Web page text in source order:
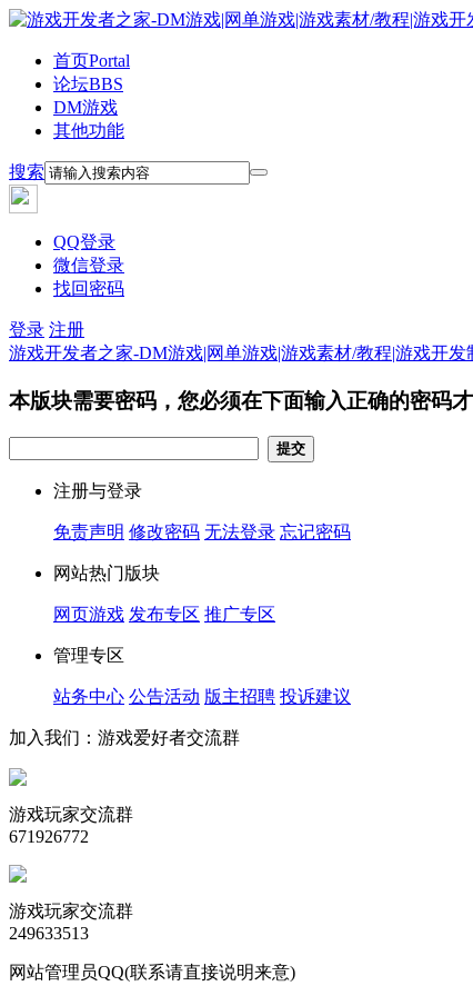
首页Portal
论坛BBS
DM游戏
其他功能
搜索
QQ登录
微信登录
找回密码
登录 注册
游戏开发者之家-DM游戏|网单游戏|游戏素材/教程|游戏开发
本版块需要密码，您必须在下面输入正确的密码
提交
注册与登录
免责声明 修改密码 无法登录 忘记密码
网站热门版块
网页游戏 发布专区 推广专区
管理专区
站务中心 公告活动 版主招聘 投诉建议
加入我们：游戏爱好者交流群
游戏玩家交流群
671926772
游戏玩家交流群
249633513
网站管理员QQ(联系请直接说明来意)